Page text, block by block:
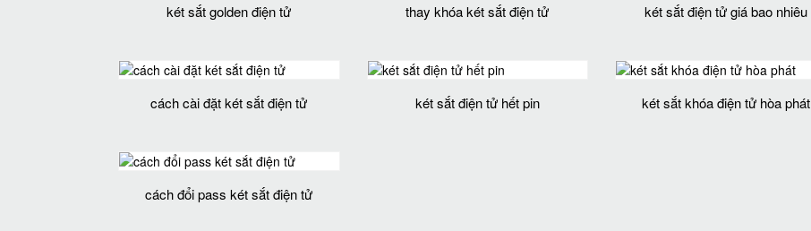
két sắt golden điện tử thay khóa két sắt điện tử két sắt điện tử giá bao nhiêu
cách cài đặt két sắt điện tử két sắt điện tử hết pin két sắt khóa điện tử hòa phát
cách đổi pass két sắt điện tử